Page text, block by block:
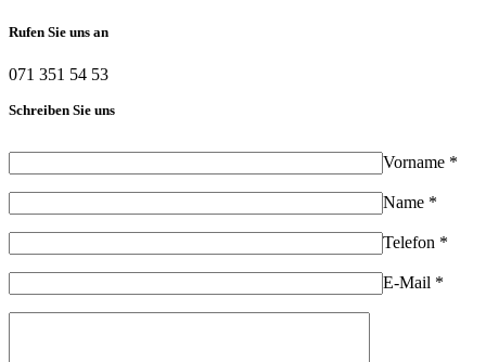
Rufen Sie uns an
071 351 54 53
Schreiben Sie uns
Vorname *
Name *
Telefon *
E-Mail *